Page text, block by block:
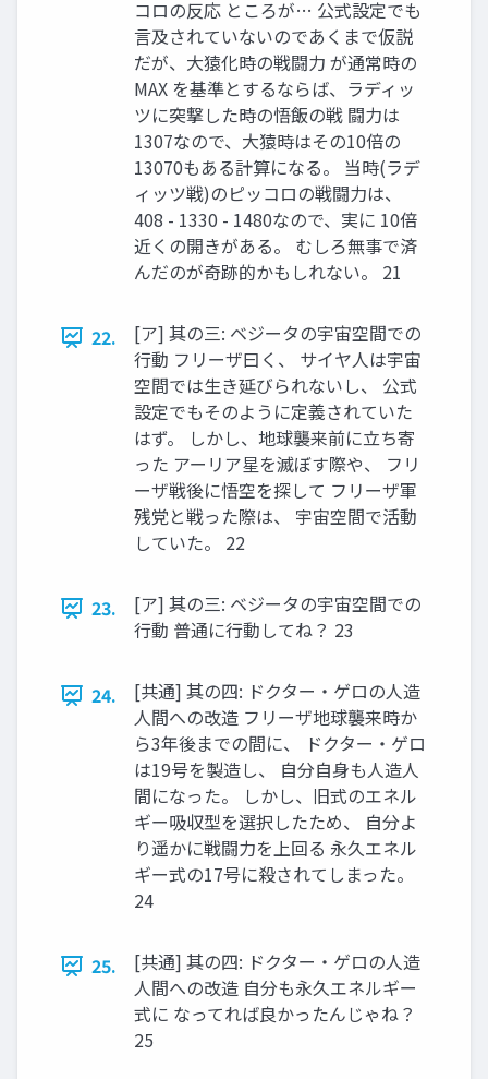
コロの反応 ところが… 公式設定でも
言及されていないのであくまで仮説
だが、大猿化時の戦闘力 が通常時の
MAX を基準とするならば、ラディッ
ツに突撃した時の悟飯の戦 闘力は
1307なので、大猿時はその10倍の
13070もある計算になる。 当時(ラデ
ィッツ戦)のピッコロの戦闘力は、
408 - 1330 - 1480なので、実に 10倍
近くの開きがある。 むしろ無事で済
んだのが奇跡的かもしれない。 21
22.
[ア] 其の三: ベジータの宇宙空間での
行動 フリーザ曰く、 サイヤ人は宇宙
空間では生き延びられないし、 公式
設定でもそのように定義されていた
はず。 しかし、地球襲来前に立ち寄
った アーリア星を滅ぼす際や、 フリ
ーザ戦後に悟空を探して フリーザ軍
残党と戦った際は、 宇宙空間で活動
していた。 22
23.
[ア] 其の三: ベジータの宇宙空間での
行動 普通に行動してね？ 23
24.
[共通] 其の四: ドクター・ゲロの人造
人間への改造 フリーザ地球襲来時か
ら3年後までの間に、 ドクター・ゲロ
は19号を製造し、 自分自身も人造人
間になった。 しかし、旧式のエネル
ギー吸収型を選択したため、 自分よ
り遥かに戦闘力を上回る 永久エネル
ギー式の17号に殺されてしまった。
24
25.
[共通] 其の四: ドクター・ゲロの人造
人間への改造 自分も永久エネルギー
式に なってれば良かったんじゃね？
25